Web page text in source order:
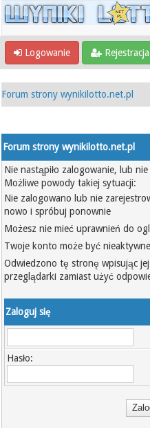
Logowanie Rejestracja
Forum strony wynikilotto.net.pl
Forum strony wynikilotto.net.pl
Nie nastąpiło zalogowanie, lub
Możliwe powody takiej sytuacji:
Nie zalogowano lub nie
nowo i spróbuj ponownie
Możesz nie mieć uprawnień do
Twoje konto może być
Odwiedzono tę stronę wpisując
przeglądarki zamiast użyć
Zaloguj się
Hasło: